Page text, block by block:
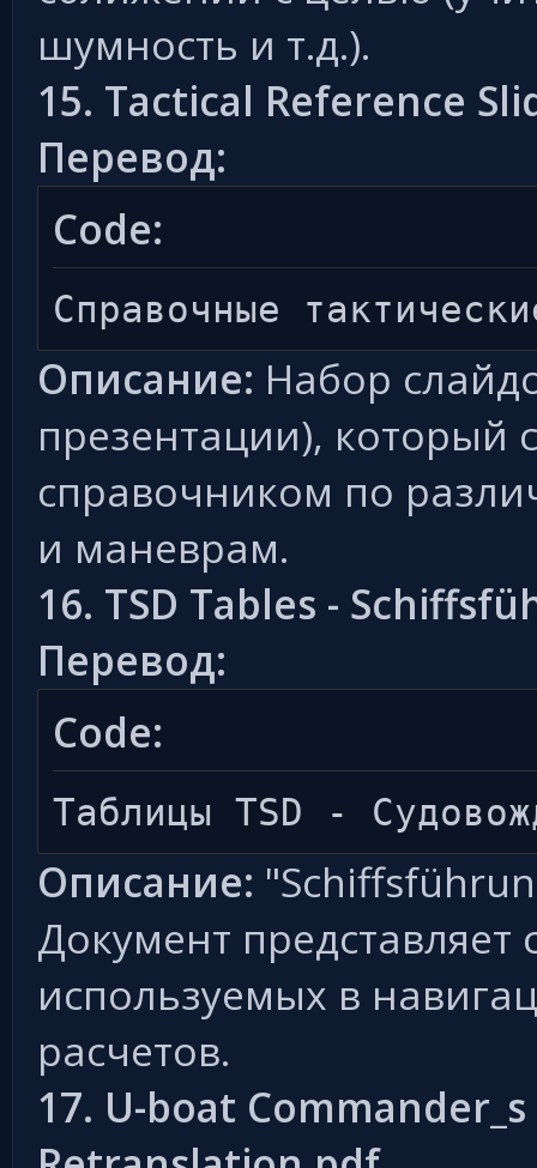
шумность и т.д.).
15. Tactical Reference
Перевод:
Code:
Справочные
Описание: Набор
презентации), который
справочником по
и маневрам.
16. TSD Tables -
Перевод:
Code:
Таблицы TSD -
Описание:
Документ
используемых в
расчетов.
17. U-boat